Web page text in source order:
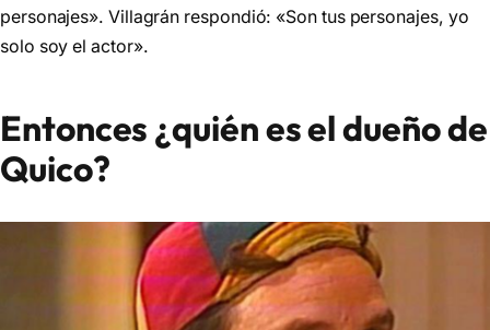
personajes». Villagrán respondió: «Son tus personajes, yo
solo soy el actor».
Entonces ¿quién es el dueño de
Quico?